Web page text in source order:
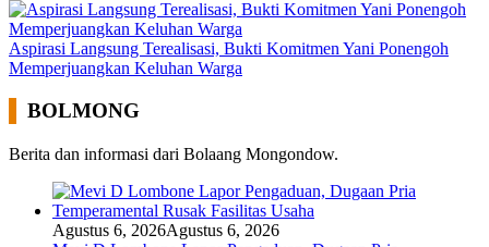
Aspirasi Langsung Terealisasi, Bukti Komitmen Yani Ponengoh
Memperjuangkan Keluhan Warga
BOLMONG
Berita dan informasi dari Bolaang Mongondow.
Agustus 6, 2026Agustus 6, 2026